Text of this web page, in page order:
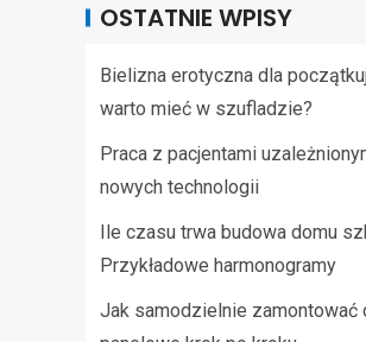
OSTATNIE WPISY
Bielizna erotyczna dla
warto mieć w szufladzie?
Praca z pacjentami
nowych technologii
Ile czasu trwa budowa domu
Przykładowe harmonogramy
Jak samodzielnie zamontować